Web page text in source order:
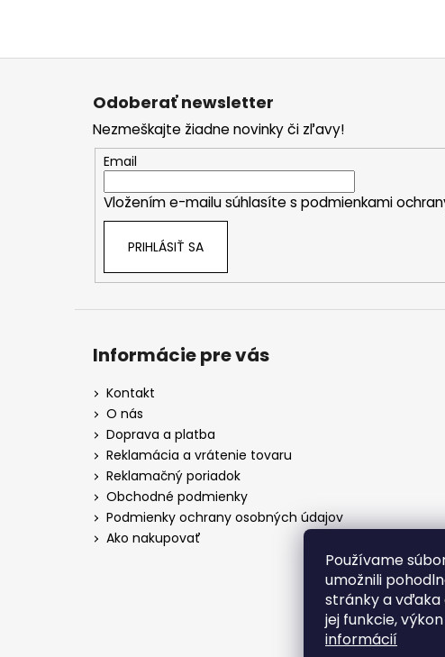
Používame
umožnili
stránky a vďaka
jej funkcie,
informácií
Z
Odoberať newsletter
Nezmeškajte žiadne novinky či zľavy!
Email
Vložením e-mailu súhlasíte s podmienkami
PRIHLÁSIŤ SA
Informácie pre vás
Kontakt
O nás
Doprava a platba
Reklamácia a vrátenie tovaru
Reklamačný poriadok
Obchodné podmienky
Podmienky ochrany osobných údajov
Ako nakupovať